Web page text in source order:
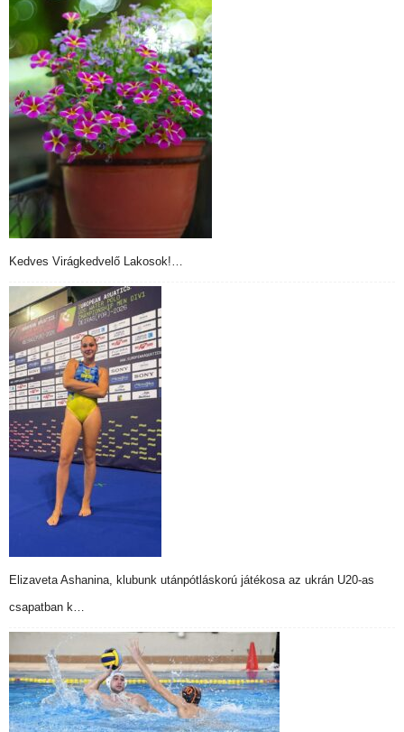
Kedves Virágkedvelő Lakosok!…
Elizaveta Ashanina, klubunk utánpótláskorú játékosa az ukrán U20-as
csapatban k…